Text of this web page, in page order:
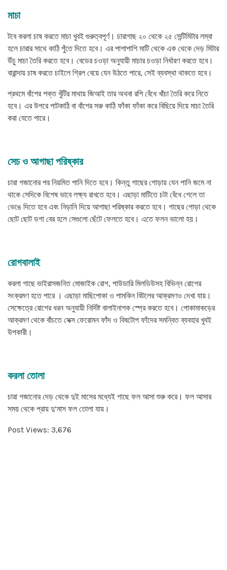
মাচা
টবে করলা চাষ করতে মাচা খুবই গুরুত্বপূর্ণ। চারাগাছ ২০ থেকে ২৫ সেন্টিমিটার লম্বা
হলে চারার সাথে কাঠি পুঁতে দিতে হবে। এর পাশাপাশি মাটি থেকে এক থেকে দেড় মিটার
উঁচু মাচা তৈরি করতে হবে। বেডের চওড়া অনুযায়ী মাচার চওড়া নির্ধারণ করতে হবে।
বারান্দায় চাষ করতে চাইলে গ্রিল বেয়ে যেন উঠতে পারে, সেই ব্যবস্থা থাকতে হবে।
প্রথমে বাঁশের শক্ত খুঁটির মাথায় জিআই তার অথবা রশি বেঁধে খাঁচা তৈরি করে নিতে
হবে। এর উপরে পাটকাঠি বা বাঁশের সরু কাঠি ফাঁকা ফাঁকা করে বিছিয়ে দিয়ে মাচা তৈরি
করা যেতে পারে।
সেচ ও আগাছা পরিষ্কার
চারা গজানোর পর নিয়মিত পানি দিতে হবে। কিন্তু গাছের গোড়ায় যেন পানি জমে না
থাকে সেদিকে বিশেষ ভাবে লক্ষ্য রাখতে হবে। এছাড়া মাটিতে চটা বেঁধে গেলে তা
ভেঙে দিতে হবে এবং নিড়ানি দিয়ে আগাছা পরিষ্কার করতে হবে। গাছের গোড়া থেকে
ছোট ছোট ডগা বের হলে সেগুলো ছেঁটে ফেলতে হবে। এতে ফলন ভালো হয়।
রোগবালাই
করলা গাছে ভাইরাসজনিত মোজাইক রোগ, পাউডারি মিলডিউসহ বিভিন্ন রোগের
সংক্রমণ হতে পারে । এছাড়া মাছিপোকা ও পামকিন বিটলের আক্রমণও দেখা যায়।
সেক্ষেত্রে রোগের ধরন অনুযায়ী নির্দিষ্ট বালাইনাশক স্প্রে করতে হবে। পোকামাকড়ের
আক্রমণ থেকে বাঁচতে সেক্স ফেরোমন ফাঁদ ও বিষটোপ ফাঁদের সমন্বিত ব্যবহার খুবই
উপকারী।
করলা তোলা
চারা গজানোর দেড় থেকে দুই মাসের মধ্যেই গাছে ফল আসা শুরু করে। ফল আসার
সময় থেকে প্রায় দু’মাস ফল তোলা যায়।
Post Views: 3,676